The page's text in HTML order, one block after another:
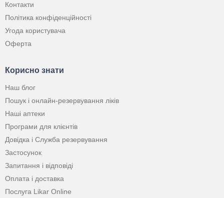
Контакти
Політика конфіденційності
Угода користувача
Оферта
Корисно знати
Наш блог
Пошук і онлайн-резервування ліків
Наші аптеки
Програми для клієнтів
Довідка і Служба резервування
Застосунок
Запитання і відповіді
Оплата і доставка
Послуга Likar Online